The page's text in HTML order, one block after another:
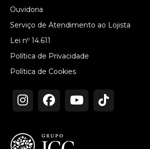
Ouvidoria
Serviço de Atendimento ao Lojista
Lei nº 14.611
Política de Privacidade
Política de Cookies